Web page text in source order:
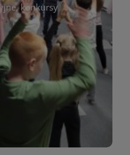
konkursy
o najmłodszych
Znajdziesz tu
konkursach
z autorami książek dla
bogaty wybór bajek,